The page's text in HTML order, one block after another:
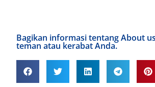
Bagikan informasi tentang About
teman atau kerabat Anda.